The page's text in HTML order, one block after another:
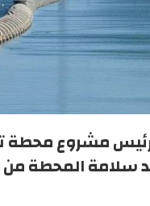
مشروع محطة
سلامة المحطة